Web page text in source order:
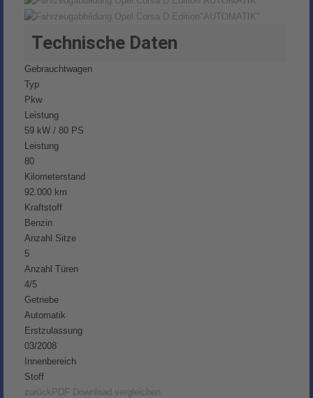
Technische Daten
Gebrauchtwagen
Typ
Pkw
Leistung
59 kW / 80 PS
Leistung
80
Kilometerstand
92.000 km
Kraftstoff
Benzin
Anzahl Sitze
5
Anzahl Türen
4/5
Getriebe
Automatik
Erstzulassung
03/2008
Innenbereich
Stoff
zurück PDF Download vergleichen